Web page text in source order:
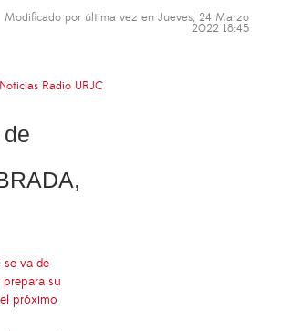
Modificado por última vez en Jueves, 24 Marzo
2022 18:45
Noticias Radio URJC
se va de
su
próximo